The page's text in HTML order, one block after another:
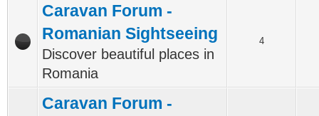
Caravan Forum -
Romanian Sightseeing
Discover beautiful places in
Romania
4
Caravan Forum -